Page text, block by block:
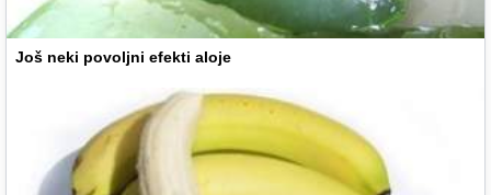
Još neki povoljni efekti aloje